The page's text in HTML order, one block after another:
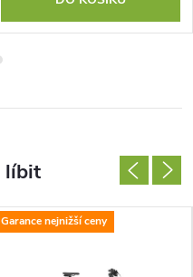
Garance nejnižší ceny